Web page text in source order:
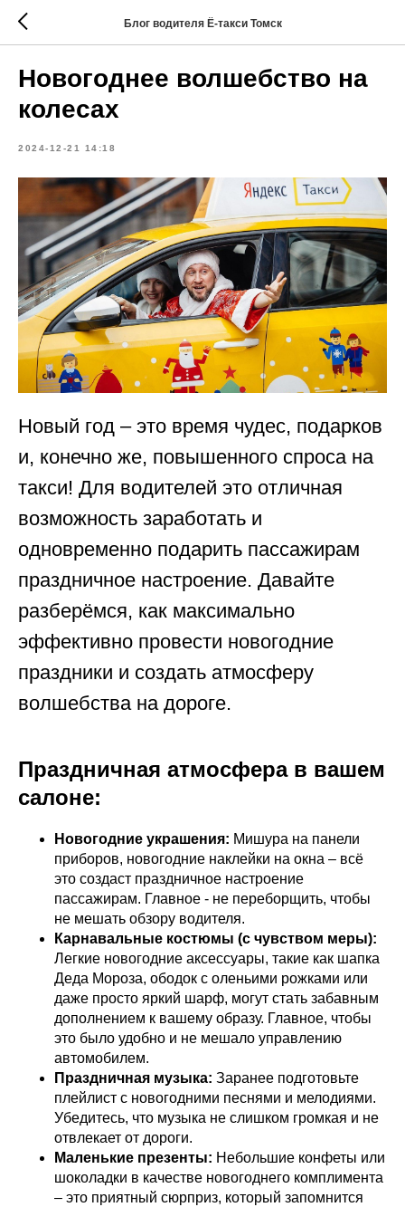
Блог водителя Ё-такси Томск
Новогоднее волшебство на
колесах
2024-12-21 14:18
Новый год – это время чудес, подарков
и, конечно же, повышенного спроса на
такси! Для водителей это отличная
возможность заработать и
одновременно подарить пассажирам
праздничное настроение. Давайте
разберёмся, как максимально
эффективно провести новогодние
праздники и создать атмосферу
волшебства на дороге.
Праздничная атмосфера в вашем
салоне:
Новогодние украшения: Мишура на панели
приборов, новогодние наклейки на окна – всё
это создаст праздничное настроение
пассажирам. Главное - не переборщить, чтобы
не мешать обзору водителя.
Карнавальные костюмы (с чувством меры):
Легкие новогодние аксессуары, такие как шапка
Деда Мороза, ободок с оленьими рожками или
даже просто яркий шарф, могут стать забавным
дополнением к вашему образу. Главное, чтобы
это было удобно и не мешало управлению
автомобилем.
Праздничная музыка: Заранее подготовьте
плейлист с новогодними песнями и мелодиями.
Убедитесь, что музыка не слишком громкая и не
отвлекает от дороги.
Маленькие презенты: Небольшие конфеты или
шоколадки в качестве новогоднего комплимента
– это приятный сюрприз, который запомнится